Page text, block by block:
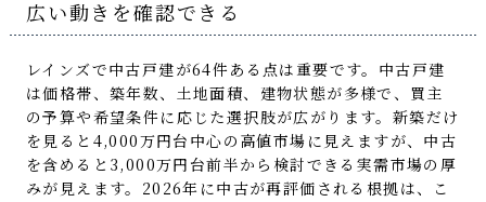
広い動きを確認できる
レインズで中古戸建が64件ある点は重要です。中古戸建
は価格帯、築年数、土地面積、建物状態が多様で、買主
の予算や希望条件に応じた選択肢が広がります。新築だけ
を見ると4,000万円台中心の高値市場に見えますが、中古
を含めると3,000万円台前半から検討できる実需市場の厚
みが見えます。2026年に中古が再評価される根拠は、こ